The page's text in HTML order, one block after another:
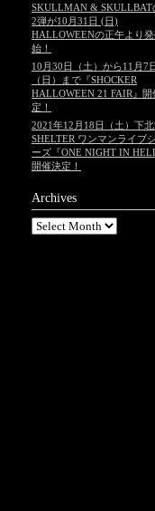
SKULLMAN & SKULLBAT
2弾が10月31日 (日)
HALLOWEENの正午より発
始！
10月30日（土）から11月7
（日）まで『SHOCKER
HALLOWEEN 21 FAIR』開
定！
2021年12月18日（土）下北
SHELTER ワンマンライブ
ーズ『ONE NIGHT IN
開催決定！
Archives